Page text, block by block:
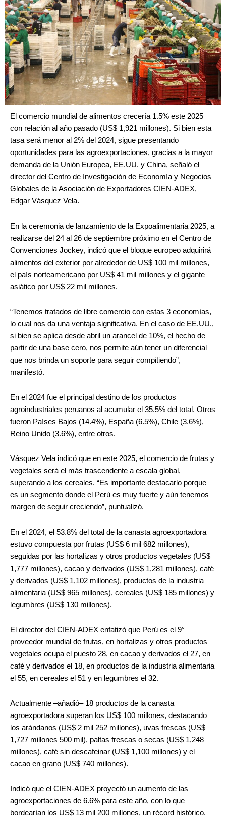
El comercio mundial de alimentos crecería 1.5% este 2025
con relación al año pasado (US$ 1,921 millones). Si bien esta
tasa será menor al 2% del 2024, sigue presentando
oportunidades para las agroexportaciones, gracias a la mayor
demanda de la Unión Europea, EE.UU. y China, señaló el
director del Centro de Investigación de Economía y Negocios
Globales de la Asociación de Exportadores CIEN-ADEX,
Edgar Vásquez Vela.
En la ceremonia de lanzamiento de la Expoalimentaria 2025, a
realizarse del 24 al 26 de septiembre próximo en el Centro de
Convenciones Jockey, indicó que el bloque europeo adquirirá
alimentos del exterior por alrededor de US$ 100 mil millones,
el país norteamericano por US$ 41 mil millones y el gigante
asiático por US$ 22 mil millones.
“Tenemos tratados de libre comercio con estas 3 economías,
lo cual nos da una ventaja significativa. En el caso de EE.UU.,
si bien se aplica desde abril un arancel de 10%, el hecho de
partir de una base cero, nos permite aún tener un diferencial
que nos brinda un soporte para seguir compitiendo”,
manifestó.
En el 2024 fue el principal destino de los productos
agroindustriales peruanos al acumular el 35.5% del total. Otros
fueron Países Bajos (14.4%), España (6.5%), Chile (3.6%),
Reino Unido (3.6%), entre otros.
Vásquez Vela indicó que en este 2025, el comercio de frutas y
vegetales será el más trascendente a escala global,
superando a los cereales. “Es importante destacarlo porque
es un segmento donde el Perú es muy fuerte y aún tenemos
margen de seguir creciendo”, puntualizó.
En el 2024, el 53.8% del total de la canasta agroexportadora
estuvo compuesta por frutas (US$ 6 mil 682 millones),
seguidas por las hortalizas y otros productos vegetales (US$
1,777 millones), cacao y derivados (US$ 1,281 millones), café
y derivados (US$ 1,102 millones), productos de la industria
alimentaria (US$ 965 millones), cereales (US$ 185 millones) y
legumbres (US$ 130 millones).
El director del CIEN-ADEX enfatizó que Perú es el 9°
proveedor mundial de frutas, en hortalizas y otros productos
vegetales ocupa el puesto 28, en cacao y derivados el 27, en
café y derivados el 18, en productos de la industria alimentaria
el 55, en cereales el 51 y en legumbres el 32.
Actualmente –añadió– 18 productos de la canasta
agroexportadora superan los US$ 100 millones, destacando
los arándanos (US$ 2 mil 252 millones), uvas frescas (US$
1,727 millones 500 mil), paltas frescas o secas (US$ 1,248
millones), café sin descafeinar (US$ 1,100 millones) y el
cacao en grano (US$ 740 millones).
Indicó que el CIEN-ADEX proyectó un aumento de las
agroexportaciones de 6.6% para este año, con lo que
bordearían los US$ 13 mil 200 millones, un récord histórico.